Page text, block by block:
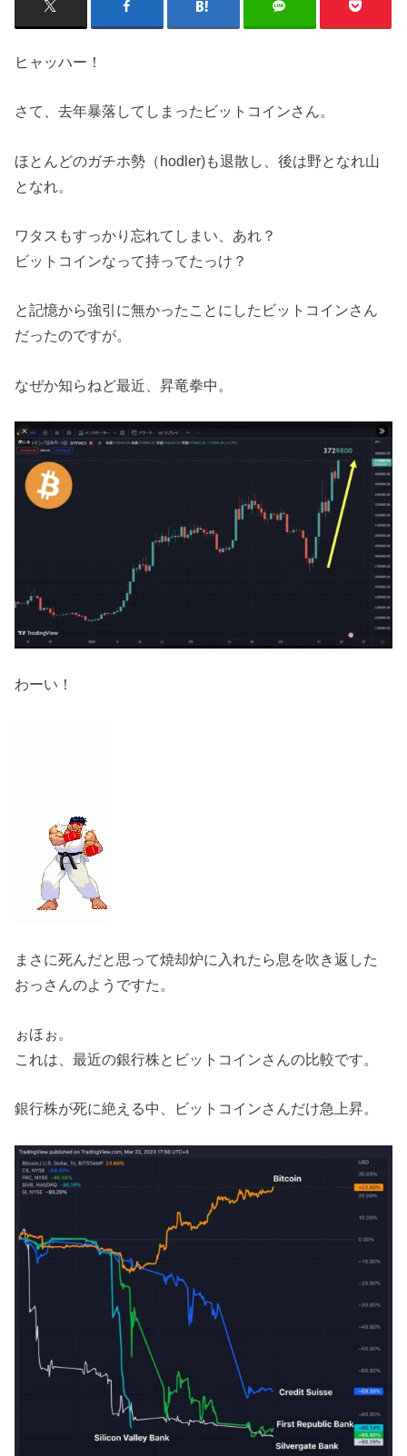
ヒャッハー！
さて、去年暴落してしまったビットコインさん。
ほとんどのガチホ勢（hodler)も退散し、後は野となれ山
となれ。
ワタスもすっかり忘れてしまい、あれ？
ビットコインなって持ってたっけ？
と記憶から強引に無かったことにしたビットコインさん
だったのですが。
なぜか知らねど最近、昇竜拳中。
わーい！
まさに死んだと思って焼却炉に入れたら息を吹き返した
おっさんのようですた。
ぉほぉ。
これは、最近の銀行株とビットコインさんの比較です。
銀行株が死に絶える中、ビットコインさんだけ急上昇。